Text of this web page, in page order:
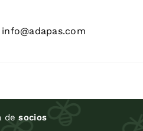
info@adapas.com
de socios